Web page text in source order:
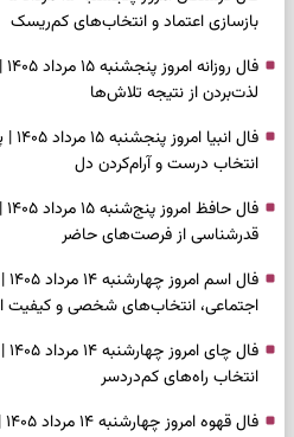
بازسازی اعتماد و انتخاب‌های کم‌ریسک
لذت‌بردن از نتیجه تلاش‌ها
انتخاب درست و آرام‌کردن دل
قدرشناسی از فرصت‌های حاضر
اجتماعی، انتخاب‌های شخصی و کیفیت
انتخاب راه‌های کم‌دردسر